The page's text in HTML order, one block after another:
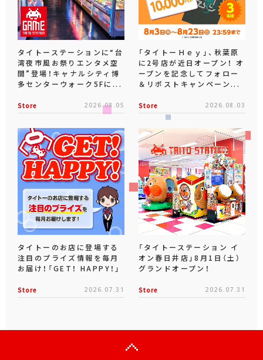
タイトーステーションに“台
湾夜市風お祭りエンタメ空
間”登場！キャナルシティ博
多センターウォーク5Fに...
Store 2026.08.05
「タイトーＨｅｙ」、秋葉原
に2号店が近日オープン！ オ
ープンを記念してフォロー
＆リポストキャンペーン...
Store 2026.08.03
タイトーのお店に登場する
注目のプライズ情報を毎月
お届け！「GET！ HAPPY！」
Store 2026.07.31
「タイトーステーション イ
オン春日井店」8月1日（土）
グランドオープン！
Store 2026.07.31